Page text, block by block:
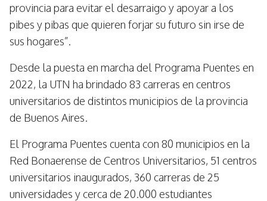
provincia para evitar el desarraigo y apoyar a los
pibes y pibas que quieren forjar su futuro sin irse de
sus hogares”.
Desde la puesta en marcha del Programa Puentes en
2022, la UTN ha brindado 83 carreras en centros
universitarios de distintos municipios de la provincia
de Buenos Aires.
El Programa Puentes cuenta con 80 municipios en la
Red Bonaerense de Centros Universitarios, 51 centros
universitarios inaugurados, 360 carreras de 25
universidades y cerca de 20.000 estudiantes